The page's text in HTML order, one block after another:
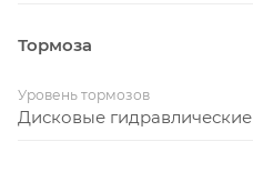
Тормоза
Уровень тормозов
Дисковые гидравлические